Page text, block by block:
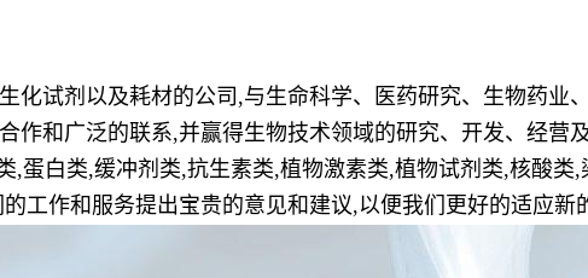
化试剂以及耗材的公司,与生命科学、医药研究、生物药业
作和广泛的联系,并赢得生物技术领域的研究、开发、经营
,蛋白类,缓冲剂类,抗生素类,植物激素类,植物试剂类,核酸
工作和服务提出宝贵的意见和建议,以便我们更好的适应新